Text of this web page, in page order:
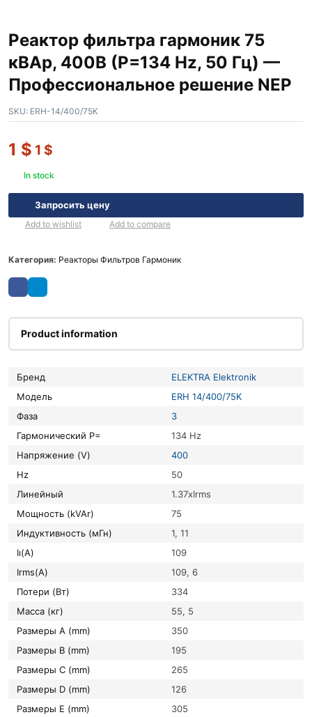
Реактор фильтра гармоник 75
кВАр, 400В (P=134 Hz, 50 Гц) —
Профессиональное решение NEP
SKU: ERH-14/400/75K
1 $ 1 $
In stock
Запросить цену
Add to wishlist Add to compare
Категория: Реакторы Фильтров Гармоник
Product information
Бренд
ELEKTRA Elektronik
Модель
ERH 14/400/75K
Фаза
3
Гармонический P=
134 Hz
Напряжение (V)
400
Hz
50
Линейный
1.37xIrms
Мощность (kVAr)
75
Индуктивность (мГн)
1, 11
Iı(A)
109
Irms(A)
109, 6
Потери (Вт)
334
Масса (кг)
55, 5
Размеры A (mm)
350
Размеры B (mm)
195
Размеры C (mm)
265
Размеры D (mm)
126
Размеры E (mm)
305